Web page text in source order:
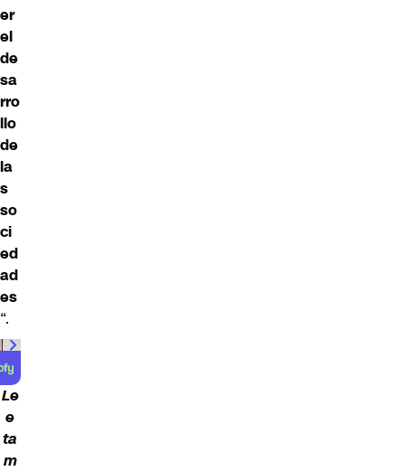
er
el
de
sa
rro
llo
de
la
s
so
ci
ed
ad
es
“.
Le
e
ta
m